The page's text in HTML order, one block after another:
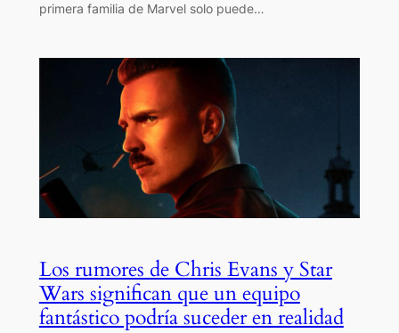
primera familia de Marvel solo puede…
Los rumores de Chris Evans y Star
Wars significan que un equipo
fantástico podría suceder en realidad